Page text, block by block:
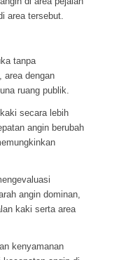
area tersebut.
tanpa
area dengan
ruang publik.
secara lebih
angin berubah
angin dominan,
kaki serta area
kenyamanan